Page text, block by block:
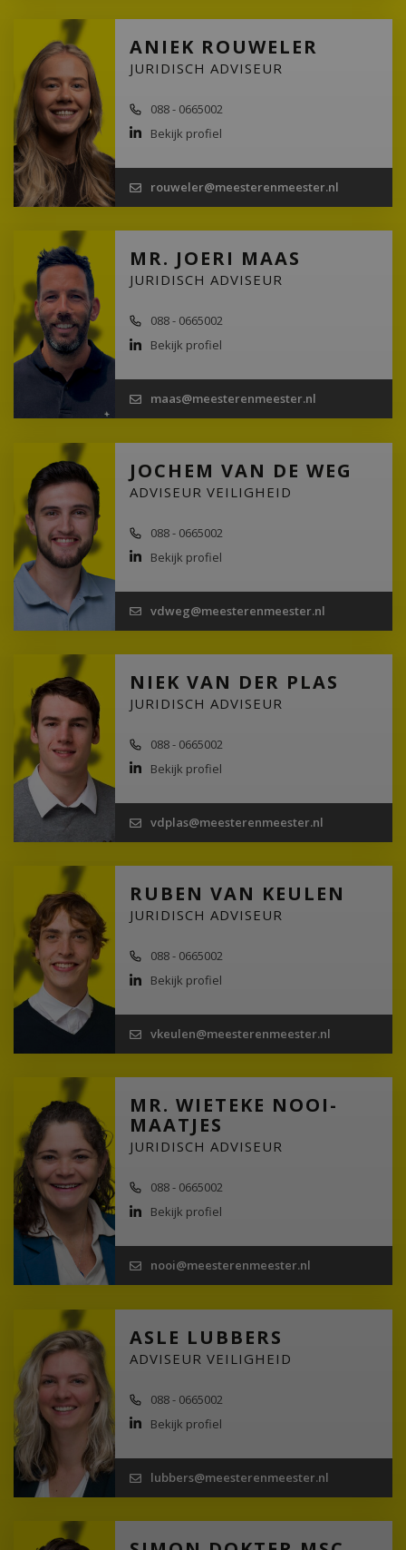
ANIEK ROUWELER
JURIDISCH ADVISEUR
088 - 0665002
Bekijk profiel
rouweler@meesterenmeester.nl
MR. JOERI MAAS
JURIDISCH ADVISEUR
088 - 0665002
Bekijk profiel
maas@meesterenmeester.nl
JOCHEM VAN DE WEG
ADVISEUR VEILIGHEID
088 - 0665002
Bekijk profiel
vdweg@meesterenmeester.nl
NIEK VAN DER PLAS
JURIDISCH ADVISEUR
088 - 0665002
Bekijk profiel
vdplas@meesterenmeester.nl
RUBEN VAN KEULEN
JURIDISCH ADVISEUR
088 - 0665002
Bekijk profiel
vkeulen@meesterenmeester.nl
MR. WIETEKE NOOI-
MAATJES
JURIDISCH ADVISEUR
088 - 0665002
Bekijk profiel
nooi@meesterenmeester.nl
ASLE LUBBERS
ADVISEUR VEILIGHEID
088 - 0665002
Bekijk profiel
lubbers@meesterenmeester.nl